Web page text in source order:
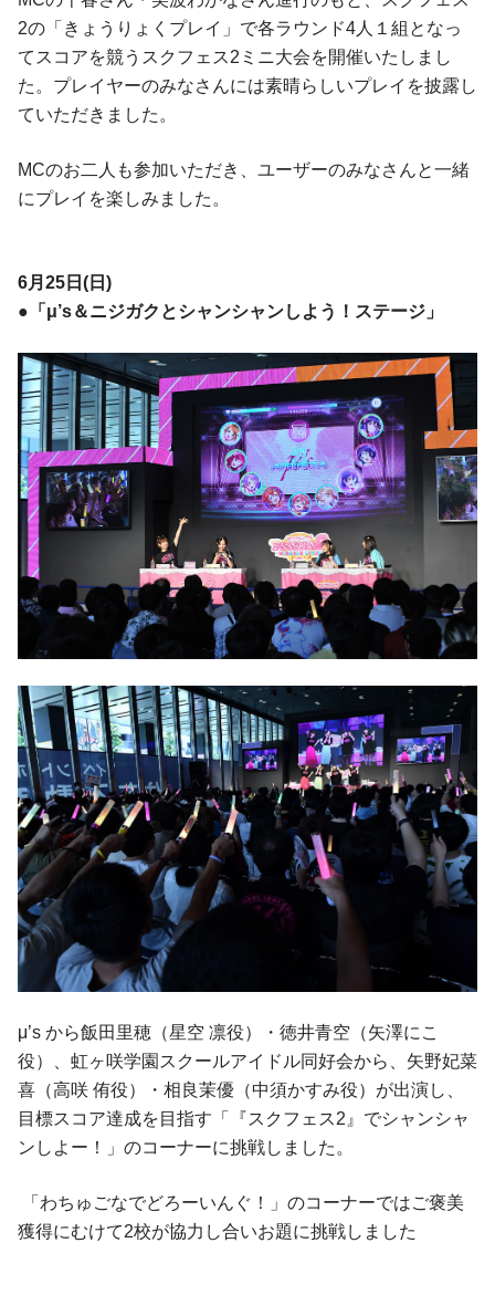
2の「きょうりょくプレイ」で各ラウンド4人１組となっ
てスコアを競うスクフェス2ミニ大会を開催いたしまし
た。プレイヤーのみなさんには素晴らしいプレイを披露し
ていただきました。
MCのお二人も参加いただき、ユーザーのみなさんと一緒
にプレイを楽しみました。
6月25日(日)
●「μ’s＆ニジガクとシャンシャンしよう！ステージ」
μ’s から飯田里穂（星空 凛役）・徳井青空（矢澤にこ
役）、虹ヶ咲学園スクールアイドル同好会から、矢野妃菜
喜（高咲 侑役）・相良茉優（中須かすみ役）が出演し、
目標スコア達成を目指す「『スクフェス2』でシャンシャ
ンしよー！」のコーナーに挑戦しました。
「わちゅごなでどろーいんぐ！」のコーナーではご褒美
獲得にむけて2校が協力し合いお題に挑戦しました